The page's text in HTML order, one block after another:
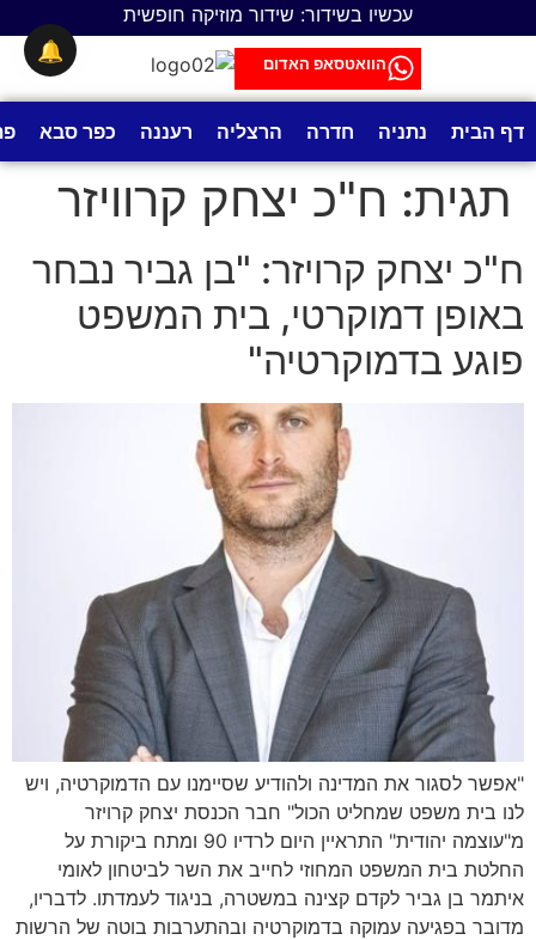
עכשיו בשידור: שידור מוזיקה חופשית
הוואטסאפ האדום
דף הבית נתניה חדרה הרצליה רעננה כפר סבא
תגית: ח"כ יצחק קרוויזר
ח"כ יצחק קרויזר: "בן גביר נבחר
באופן דמוקרטי, בית המשפט
פוגע בדמוקרטיה"
"אפשר לסגור את המדינה ולהודיע שסיימנו עם הדמוקרטיה, ויש
לנו בית משפט שמחליט הכול" חבר הכנסת יצחק קרויזר
מ"עוצמה יהודית" התראיין היום לרדיו 90 ומתח ביקורת על
החלטת בית המשפט המחוזי לחייב את השר לביטחון לאומי
איתמר בן גביר לקדם קצינה במשטרה, בניגוד לעמדתו. לדבריו,
מדובר בפגיעה עמוקה בדמוקרטיה ובהתערבות בוטה של הרשות
🔔